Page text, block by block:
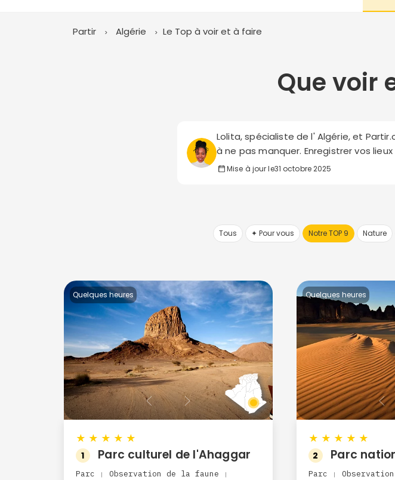
Partir Algérie Le Top à voir et à faire
Que voir
Lolita, spécialiste de l' Algérie, et
à ne pas manquer. Enregistrer vos
Mise à jour le31 octobre 2025
Tous ✦ Pour vous Notre TOP 9 Nature
Quelques heures
★ ★ ★ ★ ★
1 Parc culturel de l'Ahaggar
Parc | Observation de la faune |
Quelques heures
★ ★ ★ ★ ★
2 Parc
Parc |